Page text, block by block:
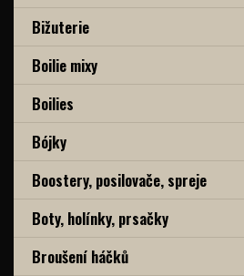
Bižuterie
Boilie mixy
Boilies
Bójky
Boostery, posilovače, spreje
Boty, holínky, prsačky
Broušení háčků